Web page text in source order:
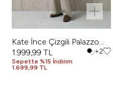
Kate İnce Çizgili Palazzo
Pantolon Bej
1.999,99 TL
Sepette %15 İndirim
1.699,99 TL
+2